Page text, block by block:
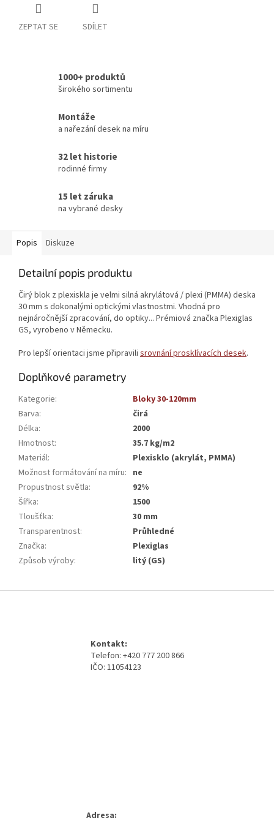
ZEPTAT SE SDÍLET
1000+ produktů
širokého sortimentu
Montáže
a nařezání desek na míru
32 let historie
rodinné firmy
15 let záruka
na vybrané desky
Popis Diskuze
Detailní popis produktu
Čirý blok z plexiskla je velmi silná akrylátová / plexi (PMMA) deska
30 mm s dokonalými optickými vlastnostmi. Vhodná pro
nejnáročnější zpracování, do optiky... Prémiová značka Plexiglas
GS, vyrobeno v Německu.
Pro lepší orientaci jsme připravili srovnání prosklívacích desek.
Doplňkové parametry
Kategorie:
Bloky 30-120mm
Barva:
čirá
Délka:
2000
Hmotnost:
35.7 kg/m2
Materiál:
Plexisklo (akrylát, PMMA)
Možnost formátování na míru: ne
Propustnost světla:
92%
Šířka:
1500
Tloušťka:
30 mm
Transparentnost:
Průhledné
Značka:
Plexiglas
Způsob výroby: litý (GS)
Kontakt:
Telefon: +420 777 200 866
IČO: 11054123